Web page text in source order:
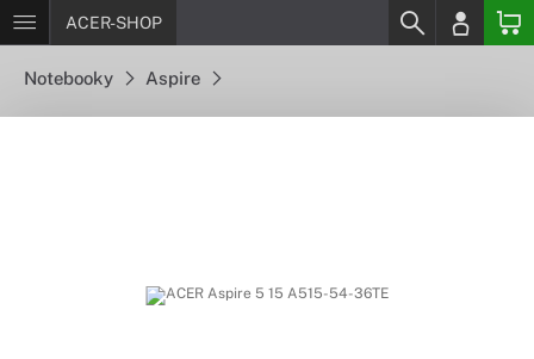
ACER-SHOP
Notebooky Aspire